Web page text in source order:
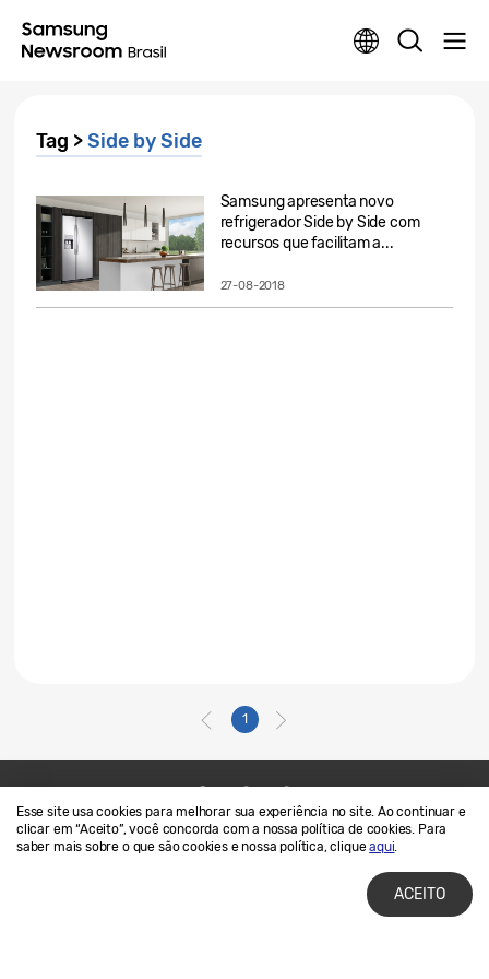
Esse site usa cookies para melhorar sua experiência no site. Ao continuar e
clicar em “Aceito”, você concorda com a nossa política de cookies. Para
saber mais sobre o que são cookies e nossa política, cliqueaqui.
ACEITO
Tag >Side by Side
Samsung apresenta novo
refrigerador Side by Side com
recursos que facilitam a...
27-08-2018
1
Contato
SAMSUNG.COM
Termos de Uso
Privacidade e Cookies